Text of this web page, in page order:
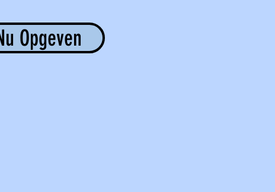
Opgeven